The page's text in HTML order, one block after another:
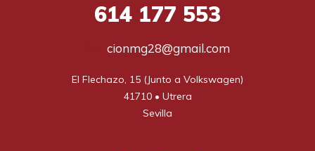
614 177 553
cionmg28@gmail.com
El Flechazo, 15 (Junto a Volkswagen)
41710 • Utrera
Sevilla